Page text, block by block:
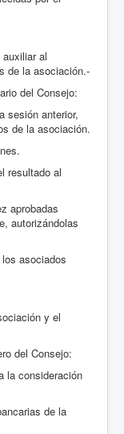
al
de la asociación.-
del Consejo:
sesión anterior,
de la asociación.
resultado al
aprobadas
autorizándolas
asociados
y el
del Consejo:
la consideración
de la